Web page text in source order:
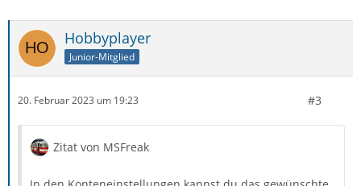
Hobbyplayer
Junior-Mitglied
20. Februar 2023 um 19:23 #3
Zitat von MSFreak